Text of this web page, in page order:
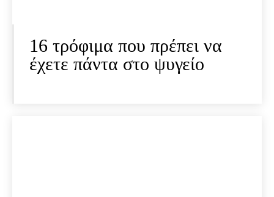
16 τρόφιμα που πρέπει να
έχετε πάντα στο ψυγείο